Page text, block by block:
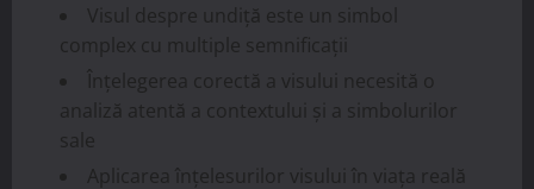
Visul despre undiță este un simbol
complex cu multiple semnificații
Înțelegerea corectă a visului necesită o
analiză atentă a contextului și a simbolurilor
sale
Aplicarea înțelesurilor visului în viața reală